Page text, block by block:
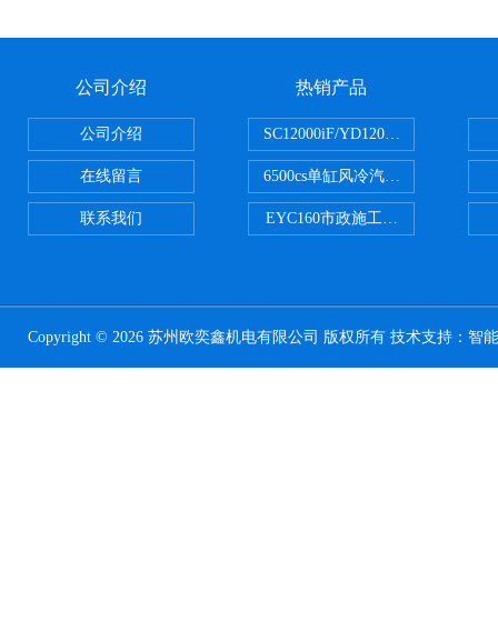
公司介绍
公司介绍
在线留言
联系我们
热销产品
SC12000iF/YD12000大疆T30用
6500cs单缸风冷汽油发电机小型
EYC160市政施工用路面切割机配
Copyright © 2026 苏州欧奕鑫机电有限公司 版权所有 技术支持： 智